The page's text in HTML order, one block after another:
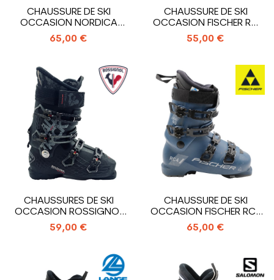
CHAUSSURE DE SKI
OCCASION NORDICA
SPEEDMACHINE 110 R
65,00 €
CHAUSSURE DE SKI
OCCASION FISCHER RC
PRO 90 XTR
55,00 €
CHAUSSURES DE SKI
OCCASION ROSSIGNOL
ALLTRACK PRO 100
59,00 €
CHAUSSURE DE SKI
OCCASION FISCHER RC4
90 XTR HV
65,00 €